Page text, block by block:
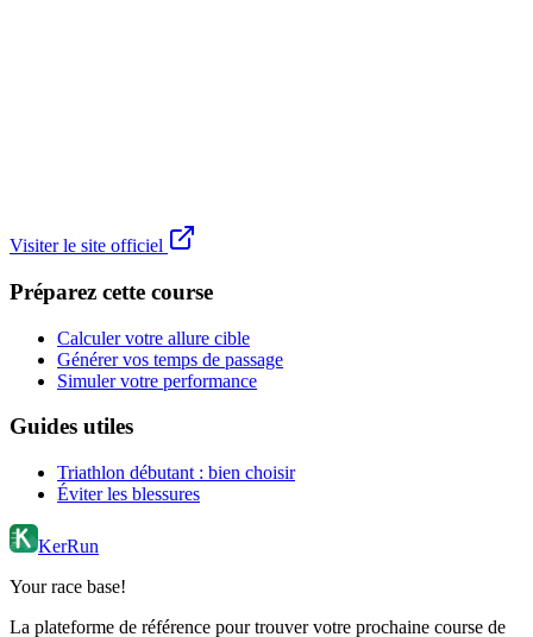
Visiter le site officiel
Préparez cette course
Calculer votre allure cible
Générer vos temps de passage
Simuler votre performance
Guides utiles
Triathlon débutant : bien choisir
Éviter les blessures
KerRun
Your race base!
La plateforme de référence pour trouver votre prochaine course de